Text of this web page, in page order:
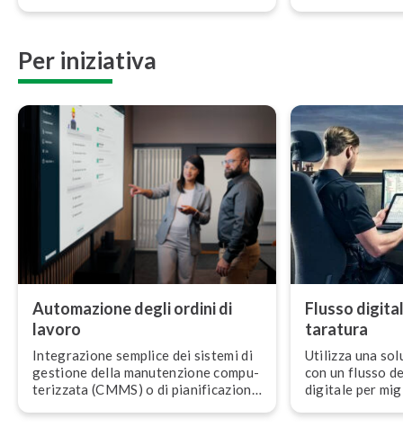
Per iniziativa
Automazione degli ordini di
lavoro
In­te­gra­zio­ne semplice dei sistemi di
gestione della ma­nu­ten­zio­ne com­pu­
te­riz­za­ta (CMMS) o di pia­ni­fi­ca­zio­ne
Flusso
taratura
Utilizza una
con un flusso
digitale per